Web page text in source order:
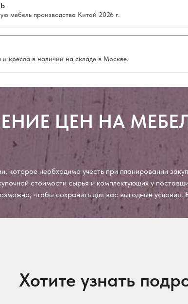
мебель производства Китай 2026 г.
кресла в наличии на складе в Москве.
ЦЕН НА
которое необходимо учесть при планировании
стоимости сырья и комплектующих у
чтобы сохранить для вас выгодные
Хотите узнать